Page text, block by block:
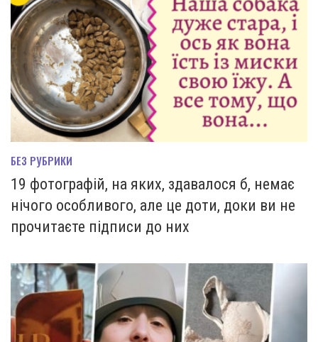
БЕЗ РУБРИКИ
19 фотографій, на яких, здавалося б, немає
нічого особливого, але це доти, доки ви не
прочитаєте підписи до них